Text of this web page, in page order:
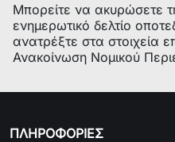
Μπορείτε να ακυρώσετε
ενημερωτικό δελτίο
ανατρέξτε στα στοιχεία
Ανακοίνωση Νομικού
ΠΛΗΡΟΦΟΡΙΕΣ